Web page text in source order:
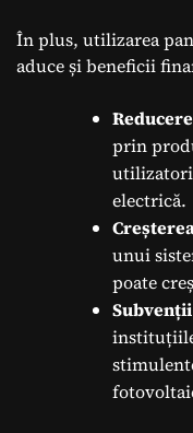
În plus, utilizarea
aduce și beneficii
prin
electrică.
unui
poate